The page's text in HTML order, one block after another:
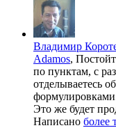
Владимир
Adamos,
по пунктам, с
отделываетесь
Это же будет
Написано более